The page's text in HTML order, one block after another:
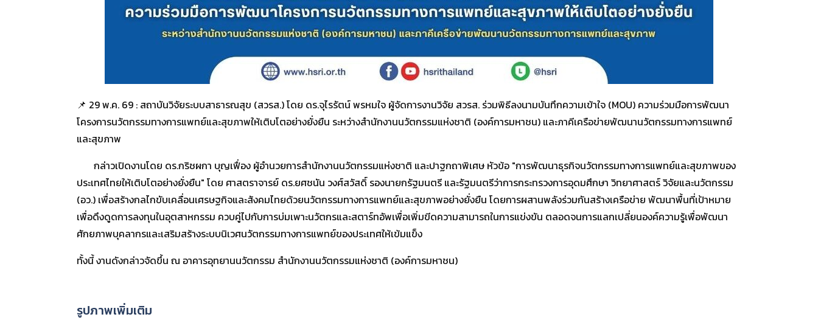
📌 29 พ.ค. 69 : สถาบันวิจัยระบบสาธารณสุข (สวรส.) โดย ดร.จุไรรัตน์ พรหมใจ ผู้จัดการงานวิจัย สวรส. ร่วมพิธีลงนามบันทึกความเข้าใจ (MOU) ความร่วมมือการพัฒนา
โครงการนวัตกรรมทางการแพทย์และสุขภาพให้เติบโตอย่างยั่งยืน ระหว่างสำนักงานนวัตกรรมแห่งชาติ (องค์การมหาชน) และภาคีเครือข่ายพัฒนานวัตกรรมทางการแพทย์
และสุขภาพ
กล่าวเปิดงานโดย ดร.กริชผกา บุญเฟื่อง ผู้อำนวยการสำนักงานนวัตกรรมแห่งชาติ และปาฐกถาพิเศษ หัวข้อ "การพัฒนาธุรกิจนวัตกรรมทางการแพทย์และสุขภาพของ
ประเทศไทยให้เติบโตอย่างยั่งยืน" โดย ศาสตราจารย์ ดร.ยศชนัน วงศ์สวัสดิ์ รองนายกรัฐมนตรี และรัฐมนตรีว่าการกระทรวงการอุดมศึกษา วิทยาศาสตร์ วิจัยและนวัตกรรม
(อว.) เพื่อสร้างกลไกขับเคลื่อนเศรษฐกิจและสังคมไทยด้วยนวัตกรรมทางการแพทย์และสุขภาพอย่างยั่งยืน โดยการผสานพลังร่วมกันสร้างเครือข่าย พัฒนาพื้นที่เป้าหมาย
เพื่อดึงดูดการลงทุนในอุตสาหกรรม ควบคู่ไปกับการบ่มเพาะนวัตกรและสตาร์ทอัพเพื่อเพิ่มขีดความสามารถในการแข่งขัน ตลอดจนการแลกเปลี่ยนองค์ความรู้เพื่อพัฒนา
ศักยภาพบุคลากรและเสริมสร้างระบบนิเวศนวัตกรรมทางการแพทย์ของประเทศให้เข้มแข็ง
ทั้งนี้ งานดังกล่าวจัดขึ้น ณ อาคารอุทยานนวัตกรรม สำนักงานนวัตกรรมแห่งชาติ (องค์การมหาชน)
รูปภาพเพิ่มเติม